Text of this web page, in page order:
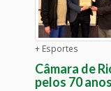
+ Esportes
Câmara de
pelos 70